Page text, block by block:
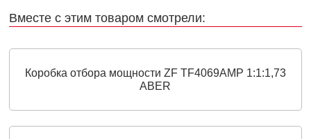
Вместе с этим товаром смотрели:
Коробка отбора мощности ZF TF4069AMP 1:1:1,73
ABER